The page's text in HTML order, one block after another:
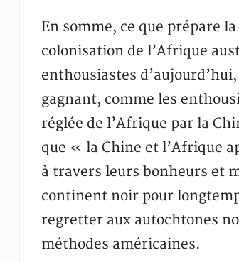
En somme, ce que prépare la
colonisation de l’Afrique
enthousiastes
gagnant, comme les
réglée de l’Afrique par la
que « la Chine et l’Afrique
à travers leurs bonheurs et
continent noir pour
regretter aux autochtones
méthodes américaines.